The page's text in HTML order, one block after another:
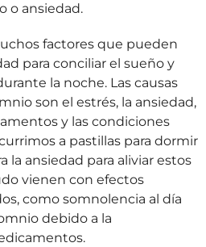
o ansiedad.
factores que pueden
para conciliar el sueño y
la noche. Las causas
son el estrés, la ansiedad,
y las condiciones
a pastillas para dormir
la ansiedad para aliviar estos
vienen con efectos
como somnolencia al día
debido a la